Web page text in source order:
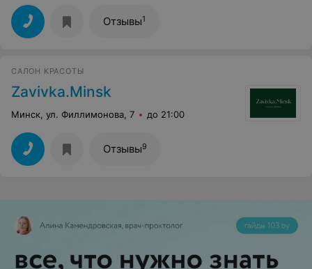
Отзывы1
САЛОН КРАСОТЫ
Zavivka.Minsk
Минск, ул. Филлимонова, 7 до 21:00
Отзывы9